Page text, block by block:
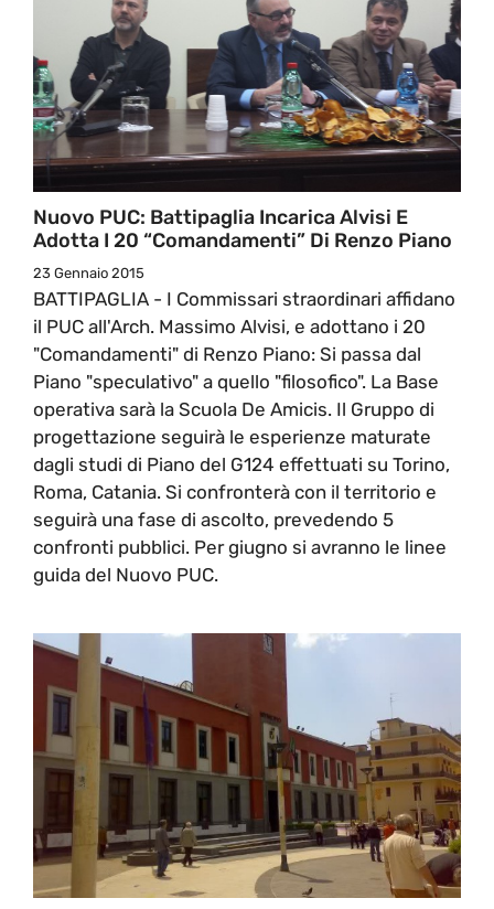
Nuovo PUC: Battipaglia Incarica Alvisi E
Adotta I 20 “comandamenti” Di Renzo Piano
23 Gennaio 2015
BATTIPAGLIA - I Commissari straordinari affidano
il PUC all'Arch. Massimo Alvisi, e adottano i 20
"Comandamenti" di Renzo Piano: Si passa dal
Piano "speculativo" a quello "filosofico". La Base
operativa sarà la Scuola De Amicis. Il Gruppo di
progettazione seguirà le esperienze maturate
dagli studi di Piano del G124 effettuati su Torino,
Roma, Catania. Si confronterà con il territorio e
seguirà una fase di ascolto, prevedendo 5
confronti pubblici. Per giugno si avranno le linee
guida del Nuovo PUC.